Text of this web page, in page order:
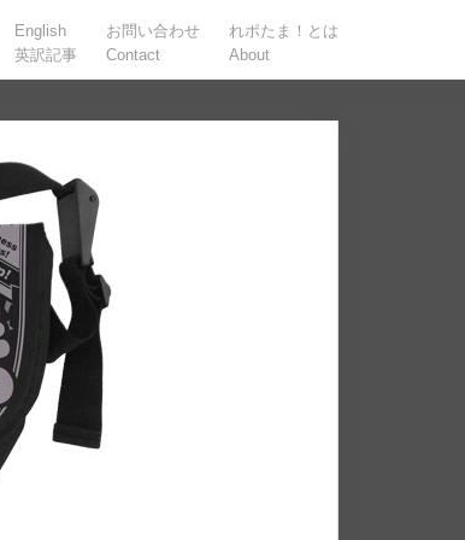
English
英訳記事
お問い合わせ
Contact
れポたま！とは
About